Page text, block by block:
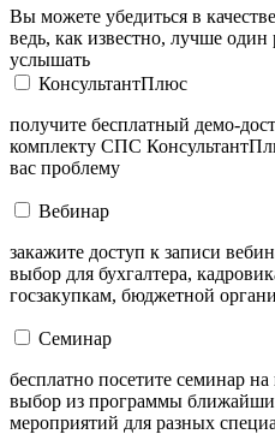
Вы можете убедиться в
ведь, как известно, лучше один
услышать
КонсультантПлюс
получите бесплатный демо-
комплекту СПС
вас проблему
Вебинар
закажите доступ к записи
выбор для бухгалтера,
госзакупкам, бюджетной
Семинар
бесплатно посетите семинар
выбор из программы
мероприятий для разных